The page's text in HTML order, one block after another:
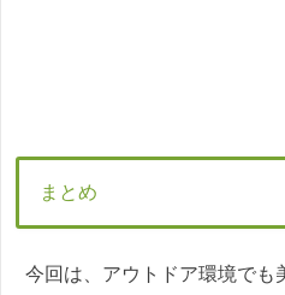
まとめ
今回は、アウトドア環境でも